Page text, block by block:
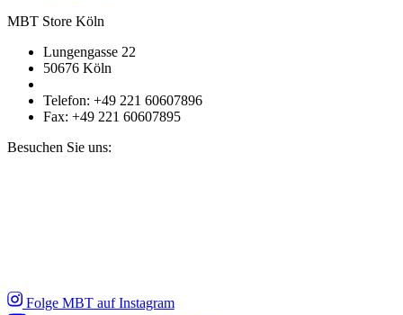
MBT Store Köln
Lungengasse 22
50676 Köln
Telefon: +49 221 60607896
Fax: +49 221 60607895
Besuchen Sie uns:
Folge MBT auf Instagram